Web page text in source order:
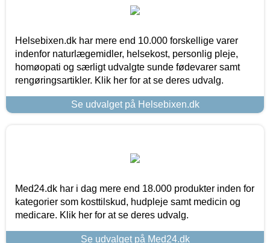
Helsebixen.dk har mere end 10.000 forskellige varer
indenfor naturlægemidler, helsekost, personlig pleje,
homøopati og særligt udvalgte sunde fødevarer samt
rengøringsartikler. Klik her for at se deres udvalg.
Se udvalget på Helsebixen.dk
Med24.dk har i dag mere end 18.000 produkter inden for
kategorier som kosttilskud, hudpleje samt medicin og
medicare. Klik her for at se deres udvalg.
Se udvalget på Med24.dk